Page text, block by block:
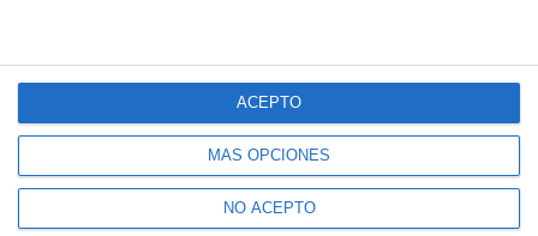
MÁS OPCIONES
NO ACEPTO
ACEPTO